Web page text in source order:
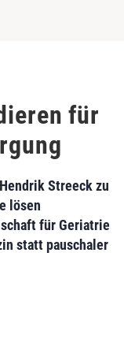
für
Streeck zu
lösen
für Geriatrie
statt pauschaler